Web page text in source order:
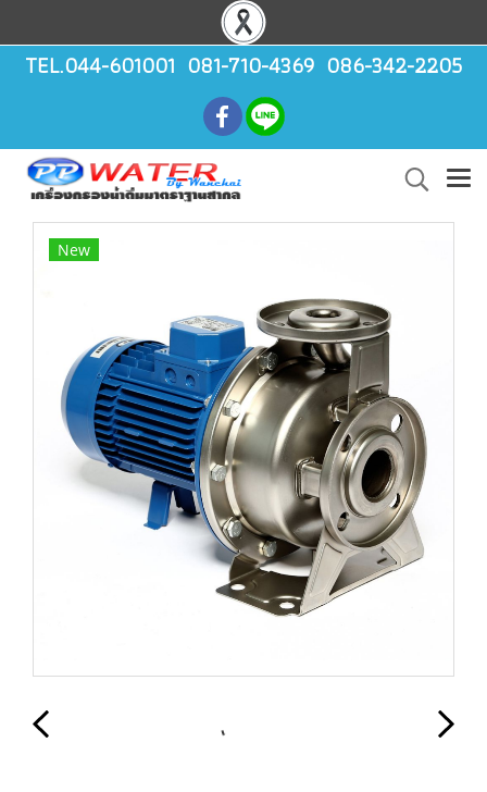
TEL.044-601001 081-710-4369 086-342-2205
New